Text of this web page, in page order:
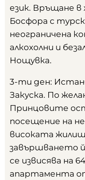
език. Връщане в
Босфора с
неограничена
алкохолни и
Нощувка.
3-ти ден:
Закуска. По
Принцовите
посещение на
високата
завършването й
се извисява на
апартамента